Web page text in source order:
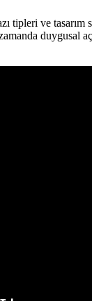
tipleri ve
duygusal